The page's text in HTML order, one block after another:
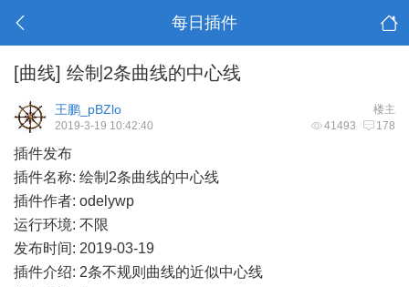
每日插件
[曲线] 绘制2条曲线的中心线
楼主
王鹏_pBZlo
41493 178
2019-3-19 10:42:40
插件发布
插件名称: 绘制2条曲线的中心线
插件作者: odelywp
运行环境: 不限
发布时间: 2019-03-19
插件介绍: 2条不规则曲线的近似中心线